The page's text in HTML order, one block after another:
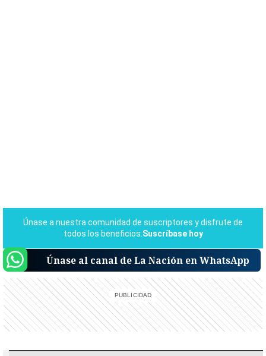
Únase al canal de La Nación en WhatsApp